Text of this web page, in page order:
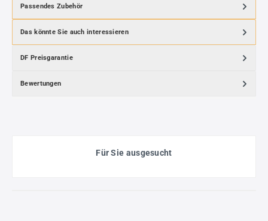
Passendes Zubehör
Das könnte Sie auch interessieren
DF Preisgarantie
Bewertungen
Für Sie ausgesucht